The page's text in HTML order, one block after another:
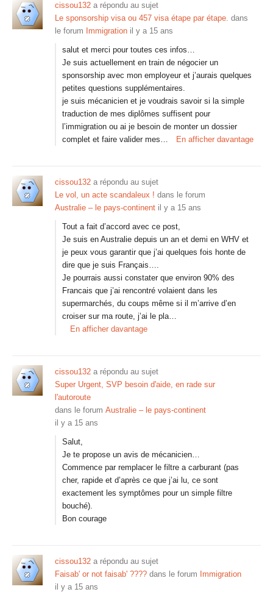
cissou132 a répondu au sujet
Le sponsorship visa ou 457 visa étape par étape. dans
le forum Immigration il y a 15 ans
salut et merci pour toutes ces infos…
Je suis actuellement en train de négocier un
sponsorship avec mon employeur et j’aurais quelques
petites questions supplémentaires.
je suis mécanicien et je voudrais savoir si la simple
traduction de mes diplômes suffisent pour
l’immigration ou ai je besoin de monter un dossier
complet et faire valider mes…
En afficher davantage
cissou132 a répondu au sujet
Le vol, un acte scandaleux ! dans le forum
Australie – le pays-continent il y a 15 ans
Tout a fait d’accord avec ce post,
Je suis en Australie depuis un an et demi en WHV et
je peux vous garantir que j’ai quelques fois honte de
dire que je suis Français….
Je pourrais aussi constater que environ 90% des
Francais que j’ai rencontré volaient dans les
supermarchés, du coups même si il m’arrive d’en
croiser sur ma route, j’ai le pla…
En afficher davantage
cissou132 a répondu au sujet
Super Urgent, SVP besoin d'aide, en rade sur
l'autoroute
dans le forum Australie – le pays-continent
il y a 15 ans
Salut,
Je te propose un avis de mécanicien…
Commence par remplacer le filtre a carburant (pas
cher, rapide et d’après ce que j’ai lu, ce sont
exactement les symptômes pour un simple filtre
bouché).
Bon courage
cissou132 a répondu au sujet
Faisab' or not faisab' ???? dans le forum Immigration
il y a 15 ans